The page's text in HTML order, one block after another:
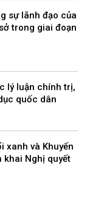
sự lãnh đạo của
trong giai đoạn
lý luận chính trị,
quốc dân
xanh và Khuyến
khai Nghị quyết